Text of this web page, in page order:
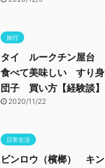
旅行
タイ ルークチン屋台
食べて美味しい すり身
団子 買い方【経験談】
2020/11/22
日常生活
ビンロウ（檳榔） キン